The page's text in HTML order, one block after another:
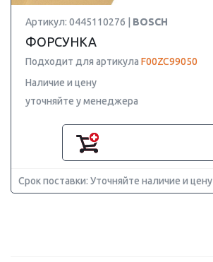
Артикул: 0445110276 | BOSCH
ФОРСУНКА
Подходит для артикула F00ZC99050
Наличие и цену
уточняйте у менеджера
Срок поставки: Уточняйте наличие и цену